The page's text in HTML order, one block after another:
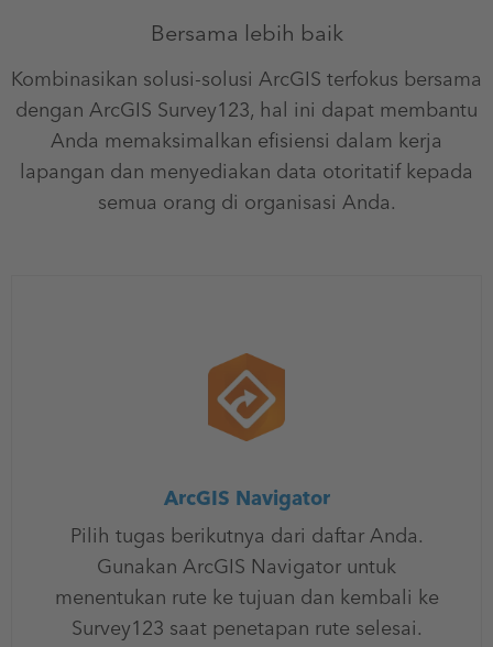
Bersama lebih baik
Kombinasikan solusi-solusi ArcGIS terfokus bersama
dengan ArcGIS Survey123, hal ini dapat membantu
Anda memaksimalkan efisiensi dalam kerja
lapangan dan menyediakan data otoritatif kepada
semua orang di organisasi Anda.
ArcGIS Navigator
Pilih tugas berikutnya dari daftar Anda.
Gunakan ArcGIS Navigator untuk
menentukan rute ke tujuan dan kembali ke
Survey123 saat penetapan rute selesai.